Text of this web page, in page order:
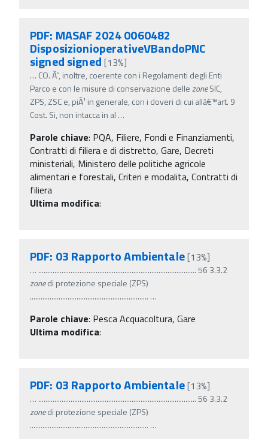
PDF: MASAF 2024 0060482
DisposizionioperativeVBandoPNC
signed signed[13%]
… CO. Ãˆ, inoltre, coerente con i Regolamenti degli Enti
Parco e con le misure di conservazione dellezoneSIC,
ZPS, ZSC e, piÃ¹ in generale, con i doveri di cui allâ€™art. 9
Cost. Si, non intacca in al …
Parole chiave: PQA, Filiere, Fondi e Finanziamenti,
Contratti di filiera e di distretto, Gare, Decreti
ministeriali, Ministero delle politiche agricole
alimentari e forestali, Criteri e modalita, Contratti di
filiera
Ultima modifica:
PDF: 03 Rapporto Ambientale[13%]
… ........................................................................................ 56 3.3.2
zonedi protezione speciale (ZPS)
.................................................................. …
Parole chiave: Pesca Acquacoltura, Gare
Ultima modifica:
PDF: 03 Rapporto Ambientale[13%]
… ........................................................................................ 56 3.3.2
zonedi protezione speciale (ZPS)
.................................................................. …